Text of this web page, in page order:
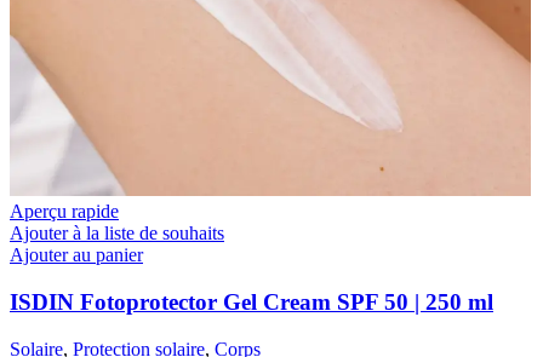
Aperçu rapide
Ajouter à la liste de souhaits
Ajouter au panier
ISDIN Fotoprotector Gel Cream SPF 50 | 250 ml
Solaire, Protection solaire, Corps